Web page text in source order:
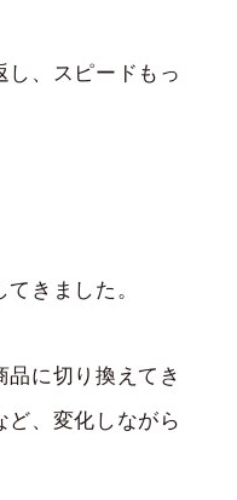
、スピードもっ
きました。
品に切り換えてき
ど、変化しながら